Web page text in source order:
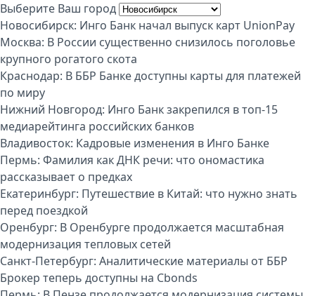
Выберите Ваш город
Новосибирск: Инго Банк начал выпуск карт UnionPay
Москва: В России существенно снизилось поголовье
крупного рогатого скота
Краснодар: В ББР Банке доступны карты для платежей
по миру
Нижний Новгород: Инго Банк закрепился в топ-15
медиарейтинга российских банков
Владивосток: Кадровые изменения в Инго Банке
Пермь: Фамилия как ДНК речи: что ономастика
рассказывает о предках
Екатеринбург: Путешествие в Китай: что нужно знать
перед поездкой
Оренбург: В Оренбурге продолжается масштабная
модернизация тепловых сетей
Санкт-Петербург: Аналитические материалы от ББР
Брокер теперь доступны на Cbonds